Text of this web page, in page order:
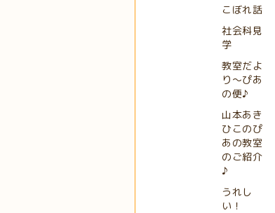
こぼれ話
社会科見
学
教室だよ
り～ぴあ
の便♪
山本あき
ひこのぴ
あの教室
のご紹介
♪
うれし
い！